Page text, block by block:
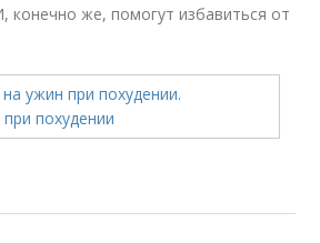
конечно же, помогут избавиться от